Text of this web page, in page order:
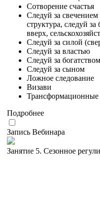
Сотворение счастья
Следуй за
структура, следуй
вверх,
Следуй за силой
Следуй за властью
Следуй за богатством
Следуй за сыном
Ложное следование
Визави
Трансформационные
Подробнее
Запись Вебинара
Занятие 5. Сезонное